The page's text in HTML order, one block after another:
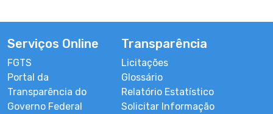
Serviços Online
FGTS
Portal da
Transparência do
Governo Federal
Transparência
Licitações
Glossário
Relatório Estatístico
Solicitar Informação